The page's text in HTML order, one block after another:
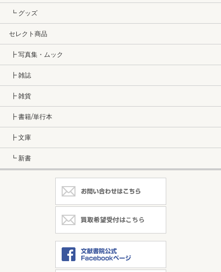
┗ グッズ
セレクト商品
┣ 写真集・ムック
┣ 雑誌
┣ 雑貨
┣ 書籍/単行本
┣ 文庫
┗ 新書